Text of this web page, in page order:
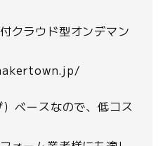
クラウド型オンデマン
ベースなので、低コス